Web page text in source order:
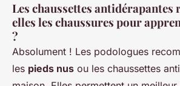
Les chaussettes antidérapantes
elles les chaussures pour
?
Absolument ! Les podologues
les pieds nus ou les chaussettes